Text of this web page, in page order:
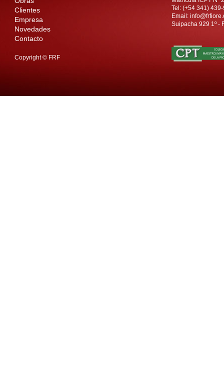
Clientes
Empresa
Novedades
Contacto
Copyright © FRF
Tel: (+54 341)
Email:
Suipacha 929 1º -